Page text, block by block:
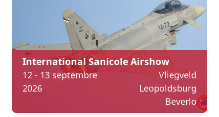
International Sanicole Airshow
12 - 13 septembre
2026
Vliegveld
Leopoldsburg
Beverlo